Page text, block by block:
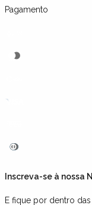
Pagamento
Inscreva-se à nossa
E fique por dentro